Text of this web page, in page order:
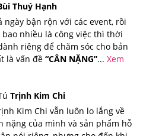
phù hợp cả nam và nữ giới
Be-Max Nội Địa Nhật
Nên Mua Ở Đâu Đảm Bảo?
An Toàn, Nước Uống
có giá3,200,000
cung cấp các dòng sản phẩm
Thuý Hạnh
ngày bận rộn với các event, rồi
nhiều là công việc thì thời
riêng để chăm sóc cho bản
là vấn đề “CÂN NẶNG”... Xem
Trịnh Kim Chi
Kim Chi vẫn luôn lo lắng về
nặng của mình và sản phẩm hỗ